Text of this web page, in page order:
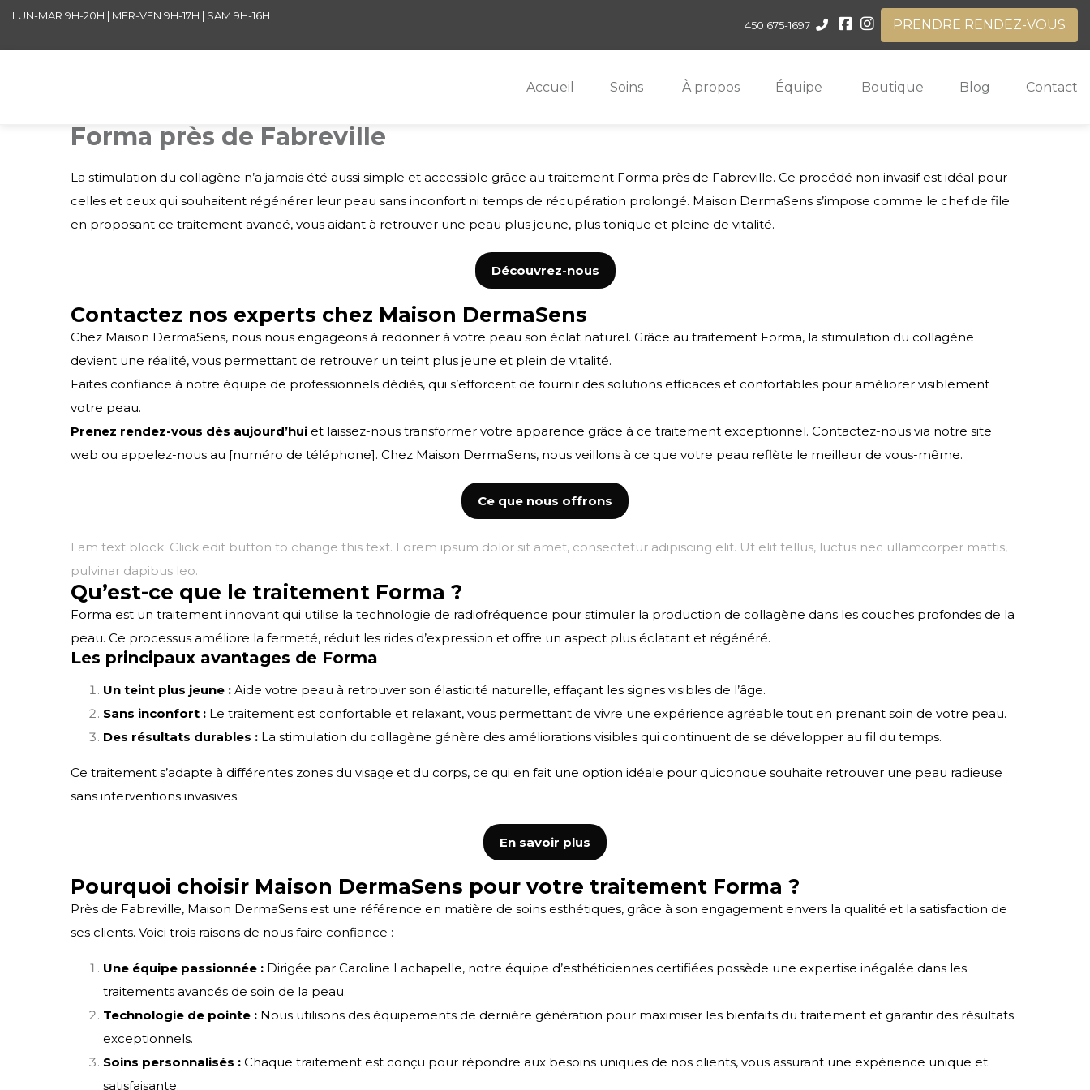
LUN-MAR 9H-20H | MER-VEN 9H-17H | SAM 9H-16H
450 675-1697 PRENDRE RENDEZ-VOUS
Accueil Soins À propos Équipe Boutique Blog Contact
Forma près de Fabreville
La stimulation du collagène n’a jamais été aussi simple et accessible grâce au traitement Forma près de Fabreville. Ce procédé non invasif est idéal pour
celles et ceux qui souhaitent régénérer leur peau sans inconfort ni temps de récupération prolongé. Maison DermaSens s’impose comme le chef de file
en proposant ce traitement avancé, vous aidant à retrouver une peau plus jeune, plus tonique et pleine de vitalité.
Découvrez-nous
Contactez nos experts chez Maison DermaSens
Chez Maison DermaSens, nous nous engageons à redonner à votre peau son éclat naturel. Grâce au traitement Forma, la stimulation du collagène
devient une réalité, vous permettant de retrouver un teint plus jeune et plein de vitalité.
Faites confiance à notre équipe de professionnels dédiés, qui s’efforcent de fournir des solutions efficaces et confortables pour améliorer visiblement
votre peau.
Prenez rendez-vous dès aujourd’hui et laissez-nous transformer votre apparence grâce à ce traitement exceptionnel. Contactez-nous via notre site
web ou appelez-nous au [numéro de téléphone]. Chez Maison DermaSens, nous veillons à ce que votre peau reflète le meilleur de vous-même.
Ce que nous offrons
I am text block. Click edit button to change this text. Lorem ipsum dolor sit amet, consectetur adipiscing elit. Ut elit tellus, luctus nec ullamcorper mattis,
pulvinar dapibus leo.
Qu’est-ce que le traitement Forma ?
Forma est un traitement innovant qui utilise la technologie de radiofréquence pour stimuler la production de collagène dans les couches profondes de la
peau. Ce processus améliore la fermeté, réduit les rides d’expression et offre un aspect plus éclatant et régénéré.
Les principaux avantages de Forma
Un teint plus jeune : Aide votre peau à retrouver son élasticité naturelle, effaçant les signes visibles de l’âge.
Sans inconfort : Le traitement est confortable et relaxant, vous permettant de vivre une expérience agréable tout en prenant soin de votre peau.
Des résultats durables : La stimulation du collagène génère des améliorations visibles qui continuent de se développer au fil du temps.
Ce traitement s’adapte à différentes zones du visage et du corps, ce qui en fait une option idéale pour quiconque souhaite retrouver une peau radieuse
sans interventions invasives.
En savoir plus
Pourquoi choisir Maison DermaSens pour votre traitement Forma ?
Près de Fabreville, Maison DermaSens est une référence en matière de soins esthétiques, grâce à son engagement envers la qualité et la satisfaction de
ses clients. Voici trois raisons de nous faire confiance :
Une équipe passionnée : Dirigée par Caroline Lachapelle, notre équipe d’esthéticiennes certifiées possède une expertise inégalée dans les
traitements avancés de soin de la peau.
Technologie de pointe : Nous utilisons des équipements de dernière génération pour maximiser les bienfaits du traitement et garantir des résultats
exceptionnels.
Soins personnalisés : Chaque traitement est conçu pour répondre aux besoins uniques de nos clients, vous assurant une expérience unique et
satisfaisante.